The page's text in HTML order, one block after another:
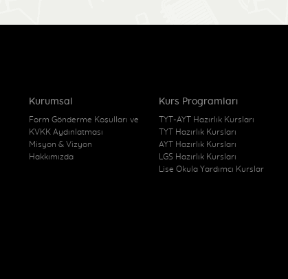
Kurumsal
Form Gönderme Koşulları ve
KVKK Aydınlatması
Misyon & Vizyon
Hakkımızda
Kurs Programları
TYT-AYT Hazırlık Kursları
TYT Hazırlık Kursları
AYT Hazırlık Kursları
LGS Hazırlık Kursları
Lise Okula Yardımcı Kurslar